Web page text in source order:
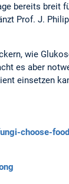
bereits breit
Prof. J.
wie
es aber
einsetzen
choose-